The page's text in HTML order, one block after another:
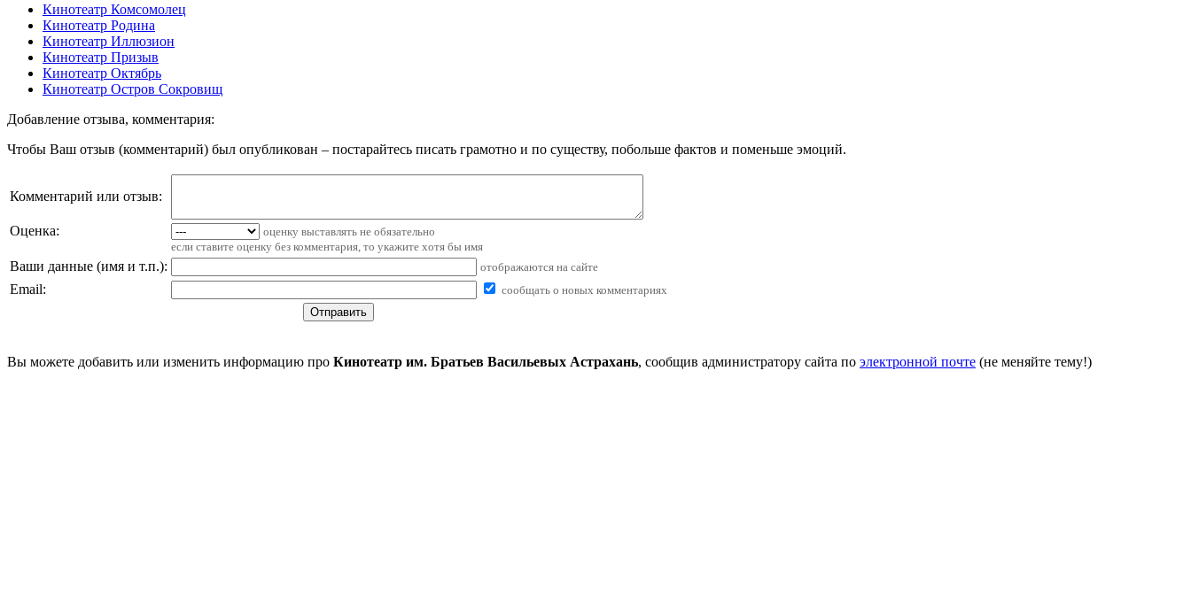
Кинотеатр Комсомолец
Кинотеатр Родина
Кинотеатр Иллюзион
Кинотеатр Призыв
Кинотеатр Октябрь
Кинотеатр Остров Сокровищ
Добавление отзыва, комментария:
Чтобы Ваш отзыв (комментарий) был опубликован – постарайтесь писать грамотно и по существу, побольше фактов и поменьше эмоций.
Комментарий или отзыв:
Оценка:
оценку выставлять не обязательно
если ставите оценку без комментария, то укажите хотя бы имя
Ваши данные (имя и т.п.): отображаются на сайте
Email: сообщать о новых комментариях
Вы можете добавить или изменить информацию про Кинотеатр им. Братьев Васильевых Астрахань, сообщив администратору сайта по электронной почте (не меняйте тему!)